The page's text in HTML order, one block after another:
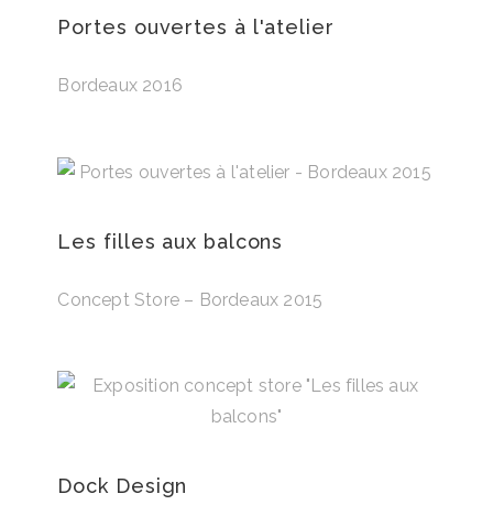
Portes ouvertes à l'atelier
Bordeaux 2016
Les filles aux balcons
Concept Store – Bordeaux 2015
Dock Design